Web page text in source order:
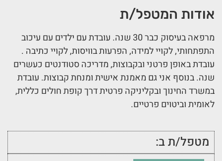
אודות המטפל/ת
מרפאה בעיסוק כבר 30 שנה. עובדת עם ילדים עם עיכוב
התפתחותי, לקויי למידה, הפרעות בוויסות, לקויי כתיבה .
עובדת באופן פרטני ובקבוצות, מדריכה סטודנטים כעשרים
שנה. בנוסף אני גם מאמנת אישית ומנחת קבוצות. עובדת
במשרד החינוך ובקליניקה פרטית דרך קופת חולים כללית,
לאומית וביטוים פרטיים.
מטפל/ת ב: